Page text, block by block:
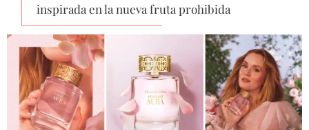
inspirada en la nueva fruta prohibida